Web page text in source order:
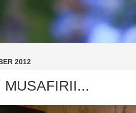
2012
MUSAFIRII...